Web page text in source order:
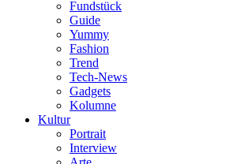
Fundstück
Guide
Yummy
Fashion
Trend
Tech-News
Gadgets
Kolumne
Kultur
Portrait
Interview